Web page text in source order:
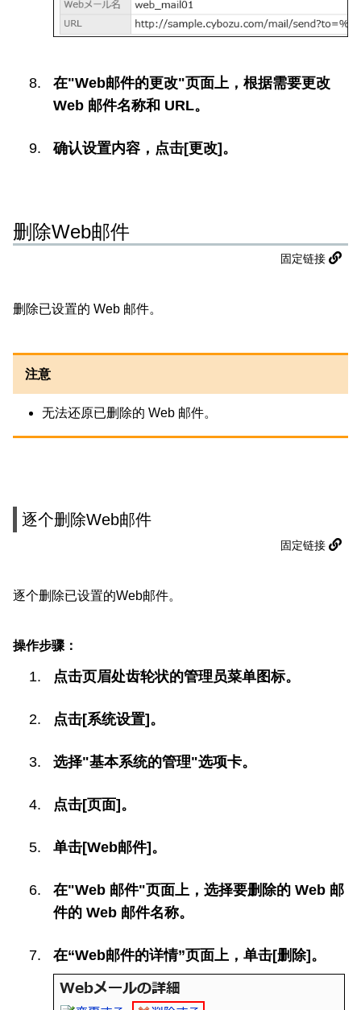
在"Web邮件的更改"页面上，根据需要更改
Web 邮件名称和 URL。
确认设置内容，点击[更改]。
删除Web邮件
固定链接
删除已设置的 Web 邮件。
注意
无法还原已删除的 Web 邮件。
逐个删除Web邮件
固定链接
逐个删除已设置的Web邮件。
操作步骤：
点击页眉处齿轮状的管理员菜单图标。
点击[系统设置]。
选择"基本系统的管理"选项卡。
点击[页面]。
单击[Web邮件]。
在"Web 邮件"页面上，选择要删除的 Web 邮
件的 Web 邮件名称。
在“Web邮件的详情”页面上，单击[删除]。